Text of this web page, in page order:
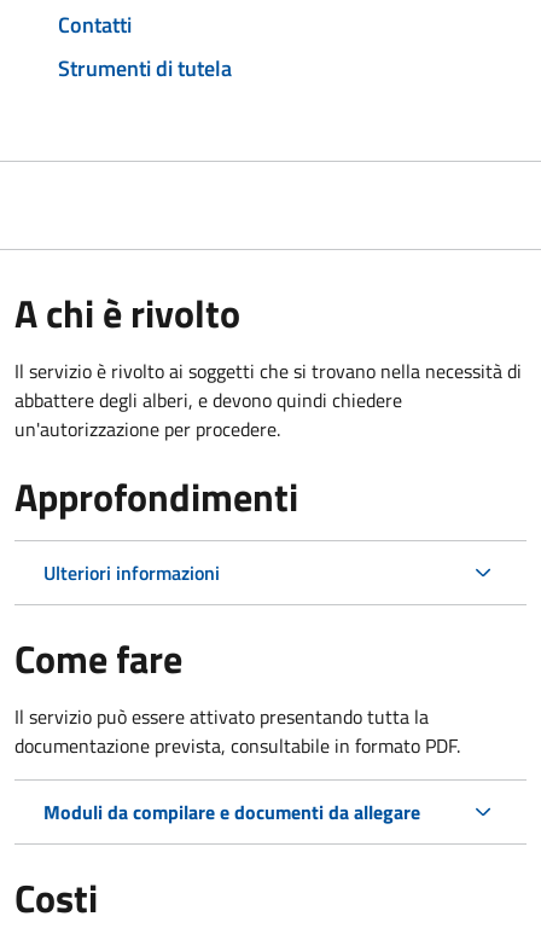
Contatti
Strumenti di tutela
A chi è rivolto
Il servizio è rivolto ai soggetti che si trovano nella necessità di
abbattere degli alberi, e devono quindi chiedere
un'autorizzazione per procedere.
Approfondimenti
Ulteriori informazioni
Come fare
Il servizio può essere attivato presentando tutta la
documentazione prevista, consultabile in formato PDF.
Moduli da compilare e documenti da allegare
Costi